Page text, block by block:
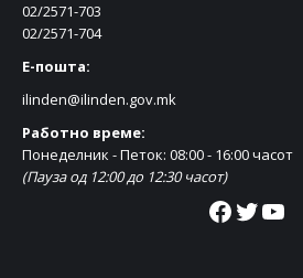
02/2571-703
02/2571-704
Е-пошта:
ilinden@ilinden.gov.mk
Работно време:
Понеделник - Петок: 08:00 - 16:00 часот
(Пауза од 12:00 до 12:30 часот)
Facebook Twitter YouTube